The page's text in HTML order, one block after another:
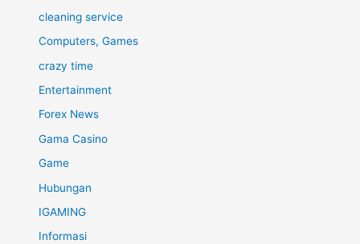
cleaning service
Computers, Games
crazy time
Entertainment
Forex News
Gama Casino
Game
Hubungan
IGAMING
Informasi